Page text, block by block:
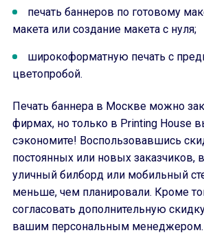
печать баннеров по готовому
макета или создание макета с нуля;
широкоформатную печать с
цветопробой.
Печать баннера в Москве можно
фирмах, но только в Printing House
сэкономите! Воспользовавшись
постоянных или новых заказчиков,
уличный билборд или мобильный
меньше, чем планировали. Кроме
согласовать дополнительную
вашим персональным менеджером.